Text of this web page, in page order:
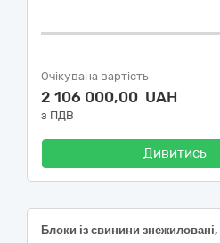
Очікувана вартість
2 106 000,00 UAH
з ПДВ
Дивитись